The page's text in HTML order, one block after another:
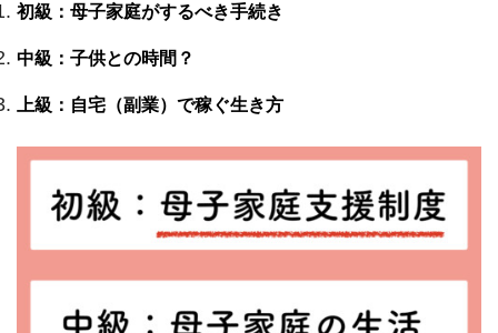
初級：母子家庭がするべき手続き
中級：子供との時間？
上級：自宅（副業）で稼ぐ生き方